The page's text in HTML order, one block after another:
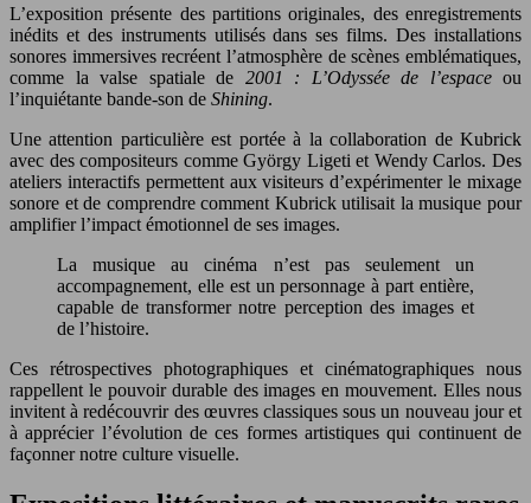
L’exposition présente des partitions originales, des enregistrements
inédits et des instruments utilisés dans ses films. Des installations
sonores immersives recréent l’atmosphère de scènes emblématiques,
comme la valse spatiale de 2001 : L’Odyssée de l’espaceou
l’inquiétante bande-son de Shining.
Une attention particulière est portée à la collaboration de Kubrick
avec des compositeurs comme György Ligeti et Wendy Carlos. Des
ateliers interactifs permettent aux visiteurs d’expérimenter le mixage
sonore et de comprendre comment Kubrick utilisait la musique pour
amplifier l’impact émotionnel de ses images.
La musique au cinéma n’est pas seulement un
accompagnement, elle est un personnage à part entière,
capable de transformer notre perception des images et
de l’histoire.
Ces rétrospectives photographiques et cinématographiques nous
rappellent le pouvoir durable des images en mouvement. Elles nous
invitent à redécouvrir des œuvres classiques sous un nouveau jour et
à apprécier l’évolution de ces formes artistiques qui continuent de
façonner notre culture visuelle.